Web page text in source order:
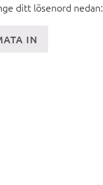
ditt lösenord nedan: